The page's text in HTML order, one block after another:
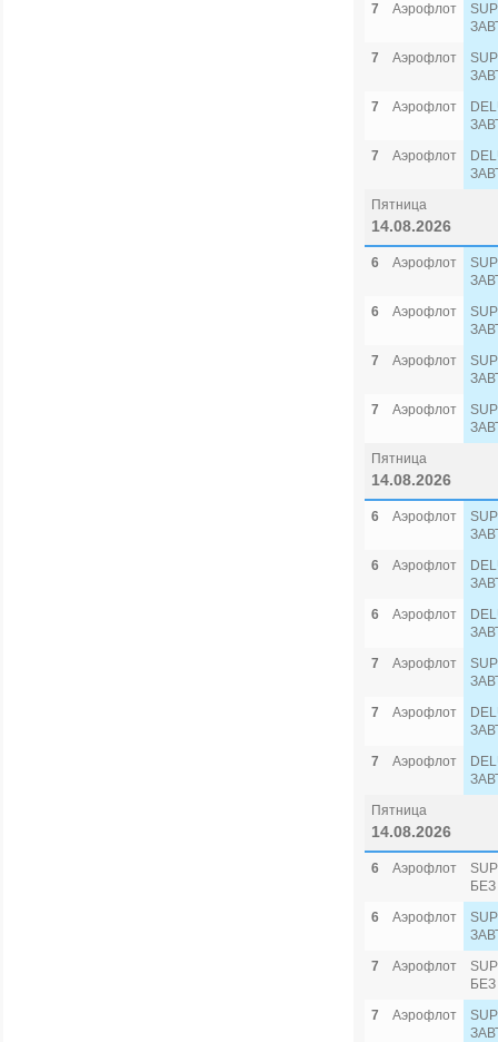
7
Аэрофлот
7
Аэрофлот
7
Аэрофлот
7
Аэрофлот
Пятница
14.08.2026
6 Аэрофлот
6
Аэрофлот
7
Аэрофлот
7
Аэрофлот
Пятница
14.08.2026
6 Аэрофлот
6
Аэрофлот
6
Аэрофлот
7
Аэрофлот
7
Аэрофлот
7
Аэрофлот
Пятница
14.08.2026
6 Аэрофлот
6
Аэрофлот
7
Аэрофлот
7
Аэрофлот